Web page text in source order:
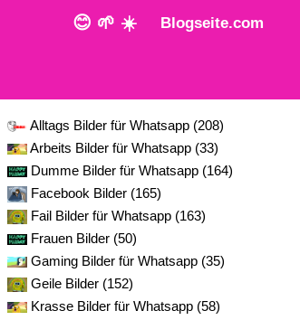
😊 🌱 ☀️ Blogseite.com
Alltags Bilder für Whatsapp (208)
Arbeits Bilder für Whatsapp (33)
Dumme Bilder für Whatsapp (164)
Facebook Bilder (165)
Fail Bilder für Whatsapp (163)
Frauen Bilder (50)
Gaming Bilder für Whatsapp (35)
Geile Bilder (152)
Krasse Bilder für Whatsapp (58)